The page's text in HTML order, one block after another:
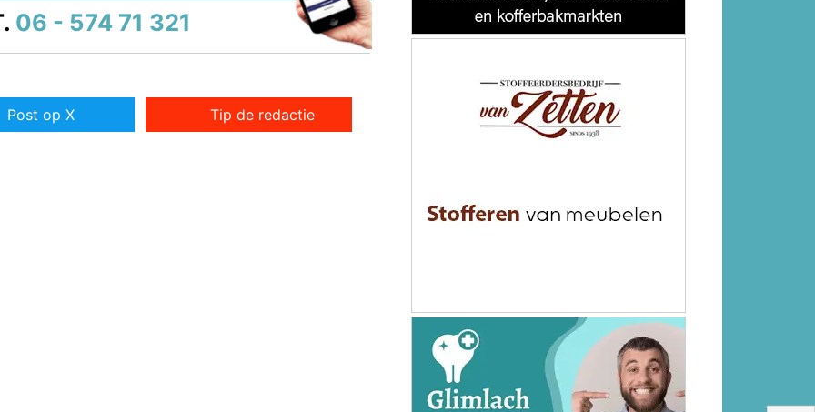
06 - 574 71 321
Post op X Tip de redactie